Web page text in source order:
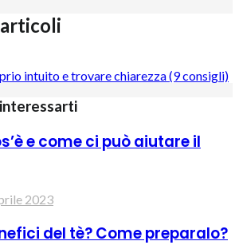
intuito e trovare chiarezza (9 consigli)
e come ci può aiutare il
2023
del tè? Come preparalo?